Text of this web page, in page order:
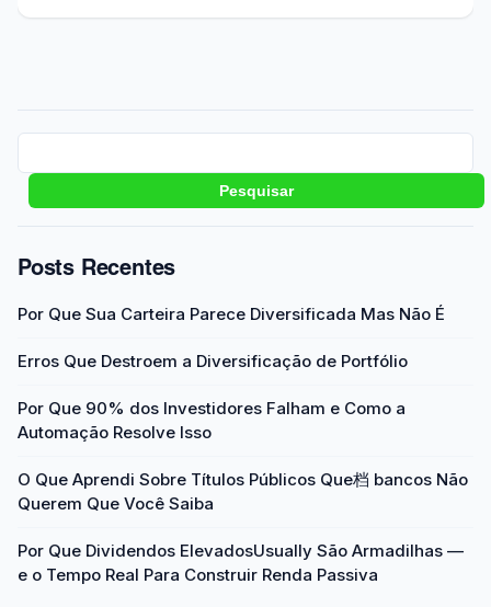
Pesquisar
Posts Recentes
Por Que Sua Carteira Parece Diversificada Mas Não É
Erros Que Destroem a Diversificação de Portfólio
Por Que 90% dos Investidores Falham e Como a
Automação Resolve Isso
O Que Aprendi Sobre Títulos Públicos Que档 bancos Não
Querem Que Você Saiba
Por Que Dividendos ElevadosUsually São Armadilhas —
e o Tempo Real Para Construir Renda Passiva